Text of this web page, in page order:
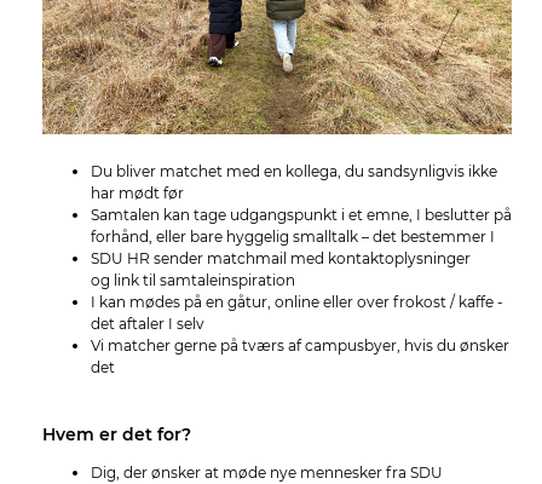
Du bliver matchet med en kollega, du sandsynligvis ikke
har mødt før
Samtalen kan tage udgangspunkt i et emne, I beslutter på
forhånd, eller bare hyggelig smalltalk – det bestemmer I
SDU HR sender matchmail med kontaktoplysninger
og link til samtaleinspiration
I kan mødes på en gåtur, online eller over frokost / kaffe -
det aftaler I selv
Vi matcher gerne på tværs af campusbyer, hvis du ønsker
det
Hvem er det for?
Dig, der ønsker at møde nye mennesker fra SDU